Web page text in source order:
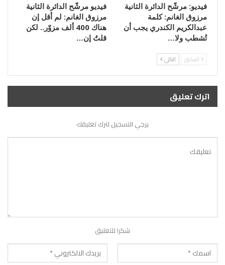
فيديو: مرشّح الدائرة الثانية
مرزوق الغانم: كلمة
عبدالكريم الكندري يجب أن
تُشطب ولا…
فيديو مرشّح الدائرة الثانية
مرزوق الغانم: لم أقل إن
هناك 400 ألف مزوّر.. لكن
قلتُ إن…
السابق التالي
اترك تعليق
يرجي التسجيل لترك تعليقك
شكرا للتعليق